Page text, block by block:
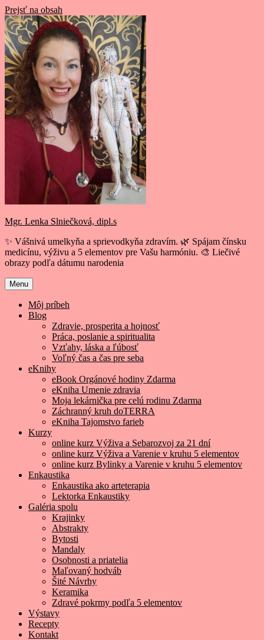
Prejsť na obsah
Mgr. Lenka Slniečková, dipl.s
✨ Vášnivá umelkyňa a sprievodkyňa zdravím. 🌿 Spájam čínsku
medicínu, výživu a 5 elementov pre Vašu harmóniu. 🎨 Liečivé
obrazy podľa dátumu narodenia
Menu
Môj príbeh
Blog
Zdravie, prosperita a hojnosť
Práca, poslanie a spiritualita
Vzťahy, láska a ľúbosť
Voľný čas a čas pre seba
eKnihy
eBook Orgánové hodiny Zdarma
eKniha Umenie zdravia
Moja lekárnička pre celú rodinu Zdarma
Záchranný kruh doTERRA
eKniha Tajomstvo farieb
Kurzy
online kurz Výživa a Sebarozvoj za 21 dní
online kurz Výživa a Varenie v kruhu 5 elementov
online kurz Bylinky a Varenie v kruhu 5 elementov
Enkaustika
Enkaustika ako arteterapia
Lektorka Enkaustiky
Galéria spolu
Krajinky
Abstrakty
Bytosti
Mandaly
Osobnosti a priatelia
Maľovaný hodváb
Šité Návrhy
Keramika
Zdravé pokrmy podľa 5 elementov
Výstavy
Recepty
Kontakt